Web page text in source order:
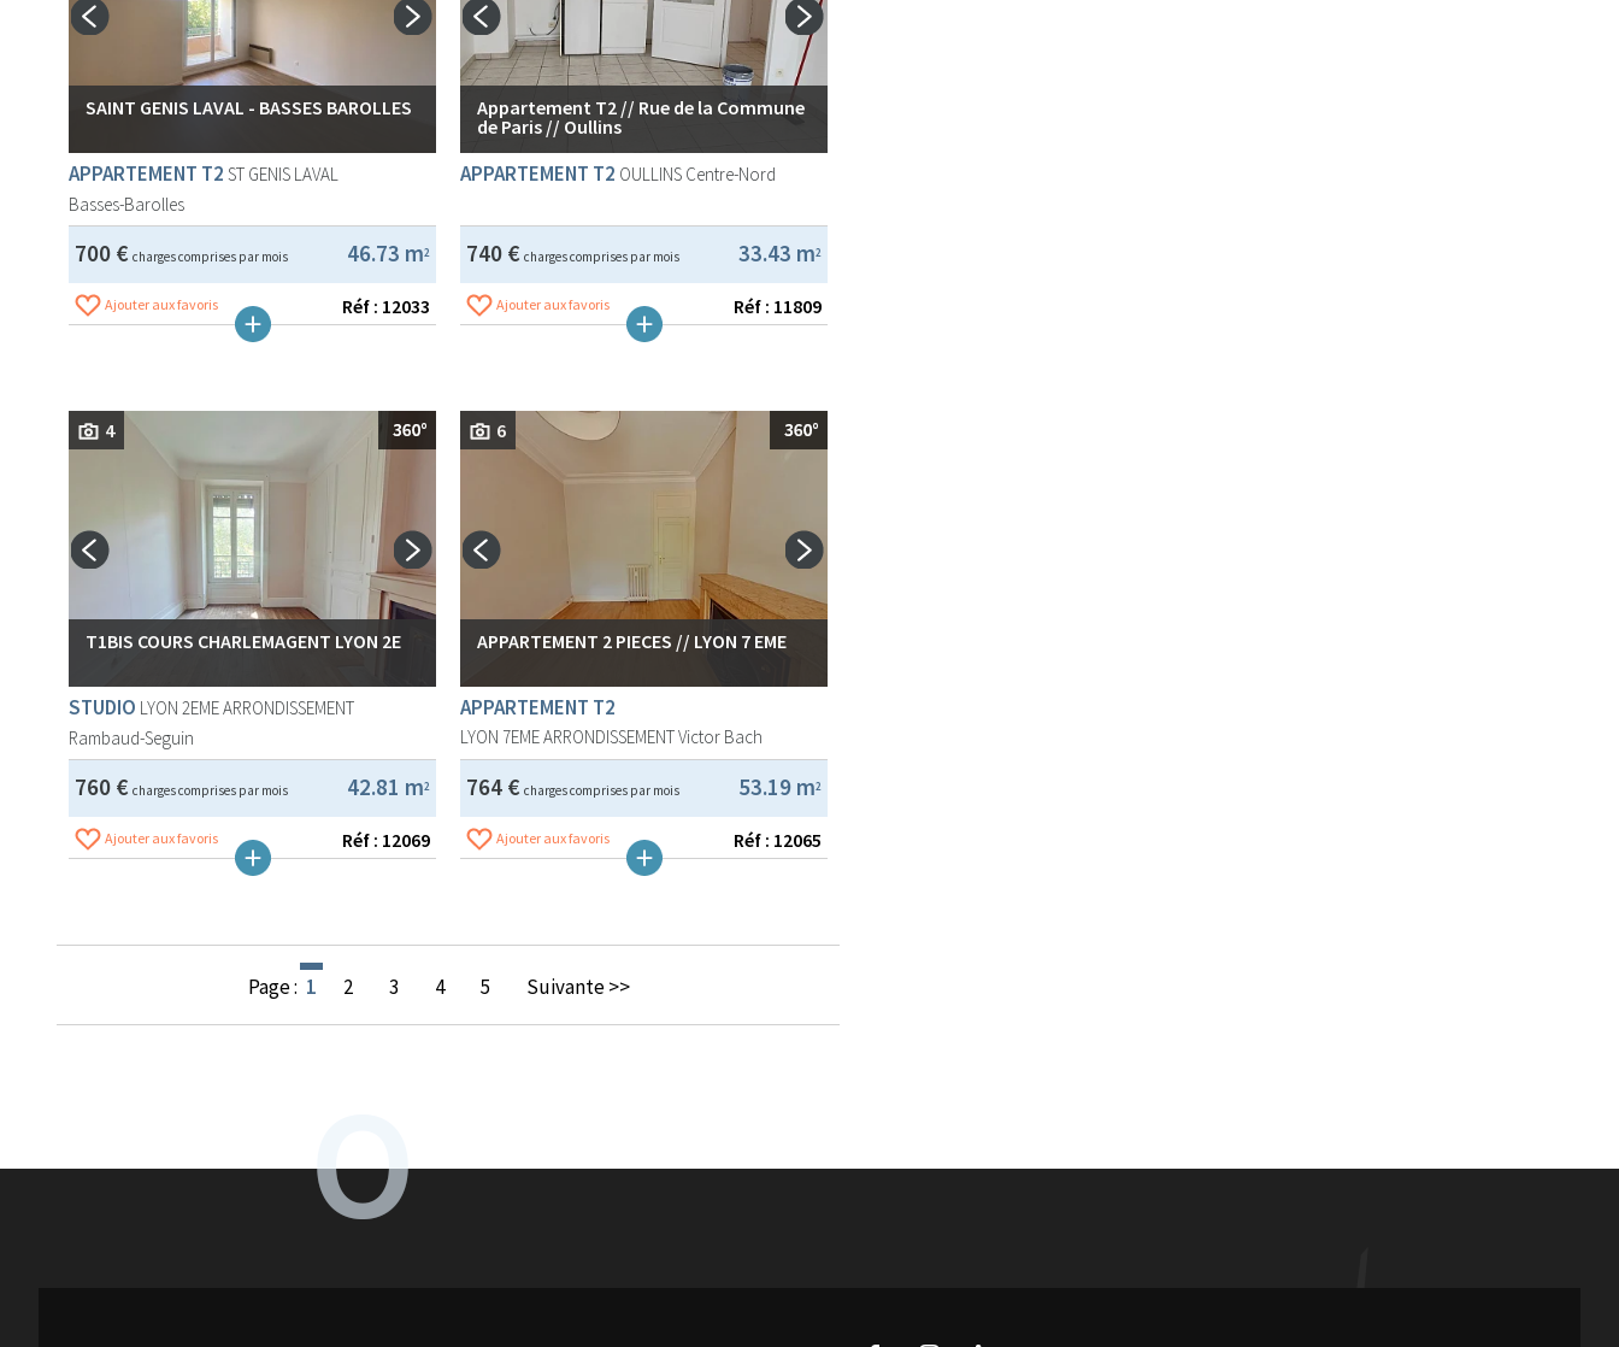
SAINT GENIS LAVAL - BASSES BAROLLES
APPARTEMENT T2 ST GENIS LAVAL
Basses-Barolles
46.73 m2
700 € charges comprises par mois
Ajouter aux favoris Réf : 12033
Appartement T2 // Rue de la Commune
de Paris // Oullins
APPARTEMENT T2 OULLINS Centre-Nord
33.43 m2
740 € charges comprises par mois
Ajouter aux favoris Réf : 11809
4
T1BIS COURS CHARLEMAGENT LYON 2E
STUDIO LYON 2EME ARRONDISSEMENT
Rambaud-Seguin
42.81 m2
760 € charges comprises par mois
Ajouter aux favoris Réf : 12069
6
APPARTEMENT 2 PIECES // LYON 7 EME
APPARTEMENT T2
LYON 7EME ARRONDISSEMENTVictor Bach
53.19 m2
764 € charges comprises par mois
Ajouter aux favoris Réf : 12065
Page : 1 2 3 4 5 Suivante >>